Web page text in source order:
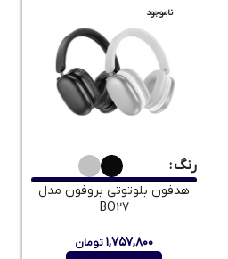
ناموجود
رنگ
هدفون بلوتوثی بروفون مدل
BO27
۱,۷۵۷,۸۰۰تومان